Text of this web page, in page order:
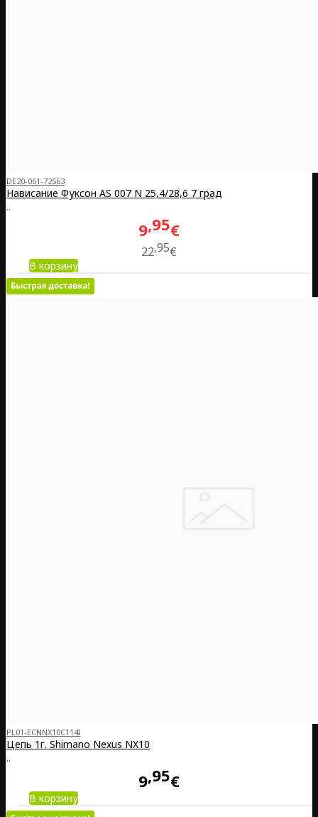
DE20-061-72563
Нависание Фуксон AS 007 N 25,4/28,6 7 град
..
9 95€
2295€
В корзину
PL01-ECNNX10C114I
Цепь 1г. Shimano Nexus NX10
..
9 95€
В корзину